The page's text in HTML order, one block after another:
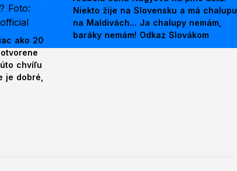
ako 20
chvíľu
je dobré,
Niekto žije na Slovensku a má chalupu
na Maldivách... Ja chalupy nemám,
baráky nemám! Odkaz Slovákom